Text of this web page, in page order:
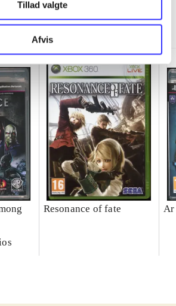
Tillad valgte
Afvis
Resonance of fate Ar